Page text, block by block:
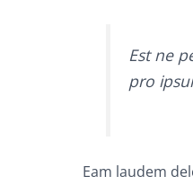
Est ne
pro
Eam laudem